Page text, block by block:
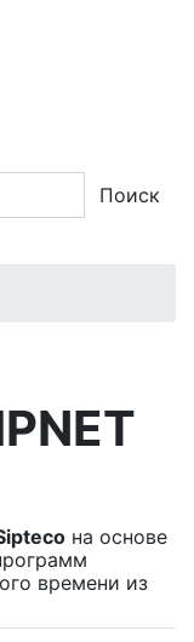
Поиск
на основе
времени из